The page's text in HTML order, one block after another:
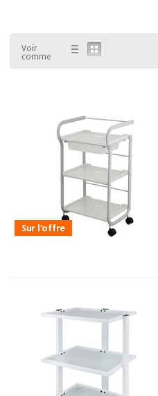
Voir
comme
Sur l'offre